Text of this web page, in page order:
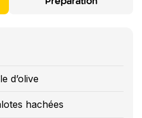
d’olive
hachées